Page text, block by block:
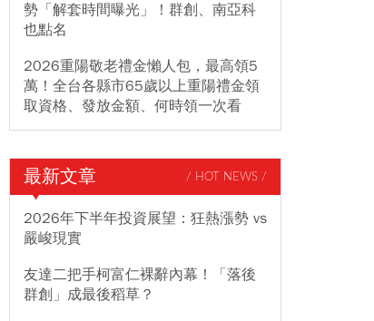
勢「解套時間曝光」！群創、南亞科
也點名
2026重陽敬老禮金懶人包，最高領5
萬！全台各縣市65歲以上重陽禮金領
取資格、發放金額、何時領一次看
最新文章 / HOT NEWS /
2026年下半年投資展望：狂熱漲勢 vs
嚴峻現實
友達二把手柯富仁裸辭內幕！「落後
群創」成最後稻草？